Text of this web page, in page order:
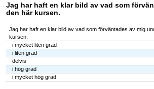
Jag har haft en klar bild av vad som
den här kursen.
Jag har haft en klar bild av vad som förväntades av mig
kursen.
i mycket liten grad
i liten grad
delvis
i hög grad
i mycket hög grad